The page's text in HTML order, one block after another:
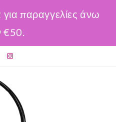
παραγγελίες άνω
€50.